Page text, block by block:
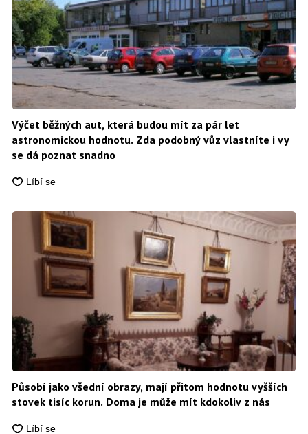
Výčet běžných aut, která budou mít za pár let
astronomickou hodnotu. Zda podobný vůz vlastníte i vy
se dá poznat snadno
Působí jako všední obrazy, mají přitom hodnotu vyšších
stovek tisíc korun. Doma je může mít kdokoliv z nás